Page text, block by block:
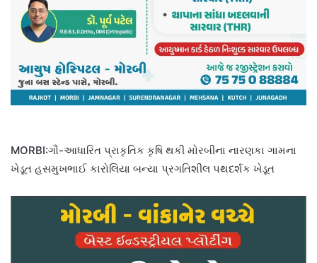
MORBI:ગૌ-આધારિત પ્રાકૃતિક કૃષિ થકી મોરબીના નારણકા ગામના
ખેડૂત હસમુખભાઈ કારોલિયા બન્યા પ્રગતિશીલ પથદર્શક ખેડૂત